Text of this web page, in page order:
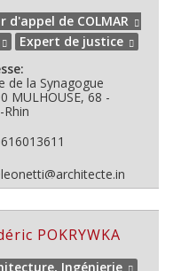
d'appel de COLMAR
Expert de justice
de la Synagogue
MULHOUSE, 68 -
Rhin
POKRYWKA
Ingénierie